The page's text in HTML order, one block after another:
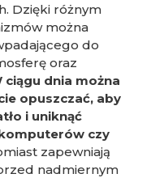
Dzięki różnym
można
do
oraz
ciągu dnia można
opuszczać, aby
i uniknąć
czy
zapewniają
nadmiernym